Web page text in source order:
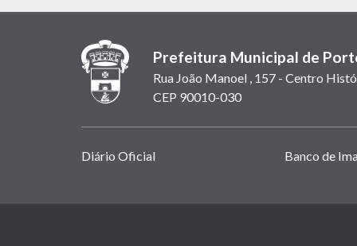
Prefeitura Municipal de
Rua João Manoel , 157 - Centro
CEP 90010-030
Links
Diário Oficial Banco de